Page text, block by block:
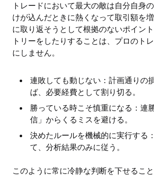
トレードにおいて最大の敵は自分自身
けが込んだときに熱くなって取引額を
に取り返そうとして根拠のないポイン
トリーをしたりすることは、プロのト
にしません。
連敗しても動じない：計画通りの
ば、必要経費として割り切る。
勝っている時こそ慎重になる：連
信」からくるミスを避ける。
決めたルールを機械的に実行する
て、分析結果のみに従う。
このように常に冷静な判断を下せるこ